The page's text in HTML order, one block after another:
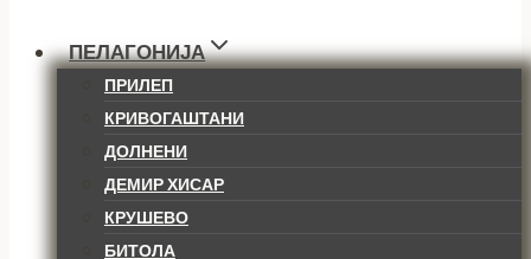
ПЕЛАГОНИЈА
ПРИЛЕП
КРИВОГАШТАНИ
ДОЛНЕНИ
ДЕМИР ХИСАР
КРУШЕВО
БИТОЛА